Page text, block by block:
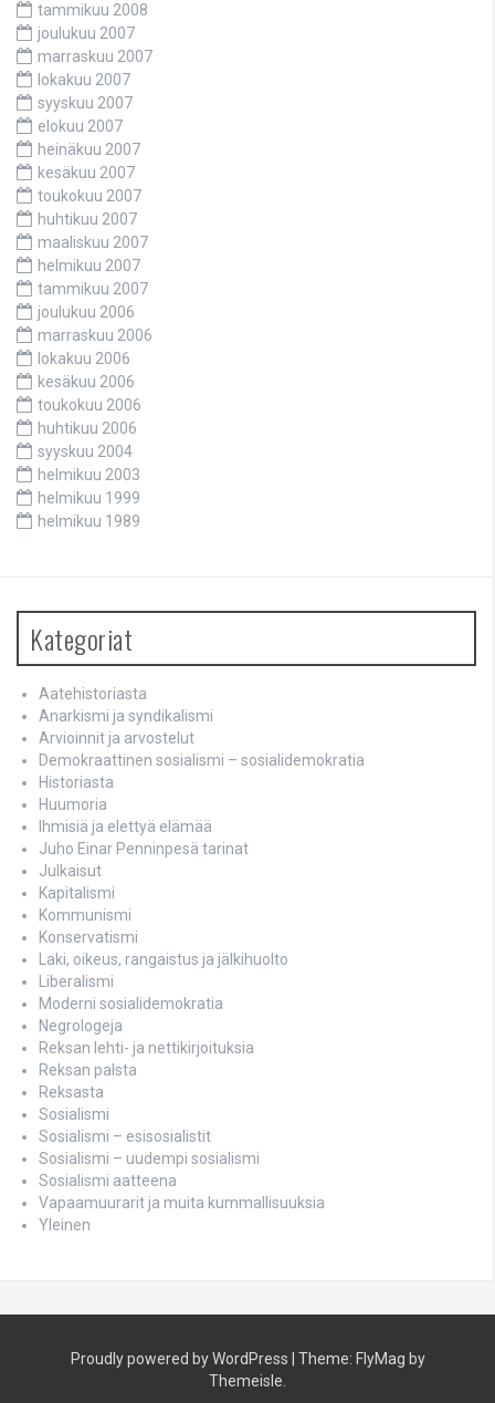
tammikuu 2008
joulukuu 2007
marraskuu 2007
lokakuu 2007
syyskuu 2007
elokuu 2007
heinäkuu 2007
kesäkuu 2007
toukokuu 2007
huhtikuu 2007
maaliskuu 2007
helmikuu 2007
tammikuu 2007
joulukuu 2006
marraskuu 2006
lokakuu 2006
kesäkuu 2006
toukokuu 2006
huhtikuu 2006
syyskuu 2004
helmikuu 2003
helmikuu 1999
helmikuu 1989
Kategoriat
Aatehistoriasta
Anarkismi ja syndikalismi
Arvioinnit ja arvostelut
Demokraattinen sosialismi – sosialidemokratia
Historiasta
Huumoria
Ihmisiä ja elettyä elämää
Juho Einar Penninpesä tarinat
Julkaisut
Kapitalismi
Kommunismi
Konservatismi
Laki, oikeus, rangaistus ja jälkihuolto
Liberalismi
Moderni sosialidemokratia
Negrologeja
Reksan lehti- ja nettikirjoituksia
Reksan palsta
Reksasta
Sosialismi
Sosialismi – esisosialistit
Sosialismi – uudempi sosialismi
Sosialismi aatteena
Vapaamuurarit ja muita kummallisuuksia
Yleinen
Proudly powered by WordPress Theme: FlyMag by
Themeisle.